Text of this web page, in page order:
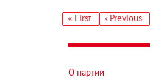
страниц
Первая
« First ←
‹ Previous
О партии